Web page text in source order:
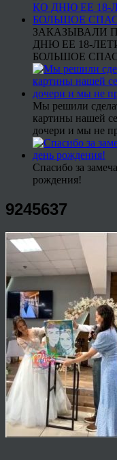
ЗАКАЗЫВАЛИ
ДНЮ ЕЕ 18-
БОЛЬШОЕ
Мы решили
картины нашей
дочери и мы не
Спасибо за
рождения!
9245637